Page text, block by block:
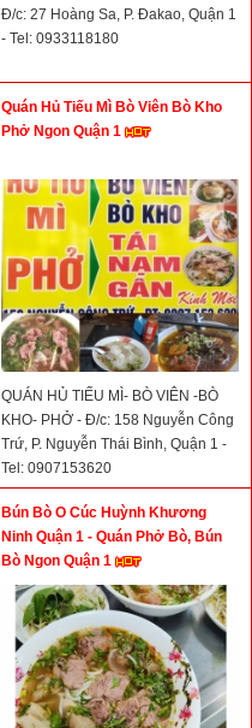
Đ/c: 27 Hoàng Sa, P. Đakao, Quận 1
- Tel: 0933118180
Quán Hủ Tiếu Mì Bò Viên Bò Kho
Phở Ngon Quận 1
QUÁN HỦ TIẾU MÌ- BÒ VIÊN -BÒ
KHO- PHỞ - Đ/c: 158 Nguyễn Công
Trứ, P. Nguyễn Thái Bình, Quận 1 -
Tel: 0907153620
Bún Bò O Cúc Huỳnh Khương
Ninh Quận 1 - Quán Phở Bò, Bún
Bò Ngon Quận 1